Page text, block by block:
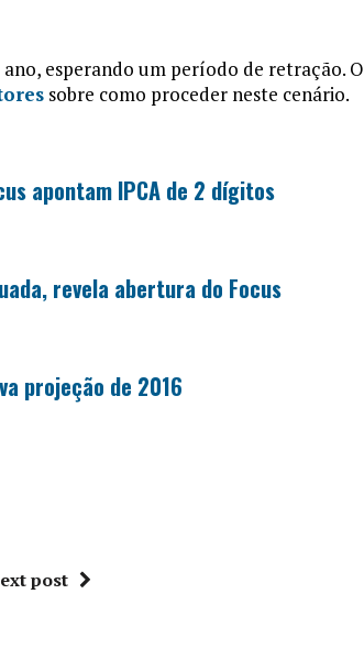
esperando um período de retração. O
sobre como proceder neste cenário.
apontam IPCA de 2 dígitos
revela abertura do Focus
projeção de 2016
post